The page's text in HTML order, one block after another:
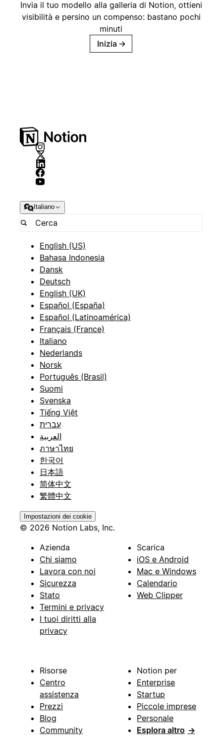
Invia il tuo modello alla galleria di Notion, ottieni
visibilità e persino un compenso: bastano pochi
minuti
Inizia →
Italiano
English (US)
Bahasa Indonesia
Dansk
Deutsch
English (UK)
Español (España)
Español (Latinoamérica)
Français (France)
Italiano
Nederlands
Norsk
Português (Brasil)
Suomi
Svenska
Tiếng Việt
עברית
العربية
ภาษาไทย
한국어
日本語
简体中文
繁體中文
Impostazioni dei cookie
© 2026 Notion Labs, Inc.
Azienda
Chi siamo
Lavora con noi
Sicurezza
Stato
Termini e privacy
I tuoi diritti alla
privacy
Scarica
iOS e Android
Mac e Windows
Calendario
Web Clipper
Risorse
Centro
assistenza
Prezzi
Blog
Community
Notion per
Enterprise
Startup
Piccole imprese
Personale
Esplora altro →